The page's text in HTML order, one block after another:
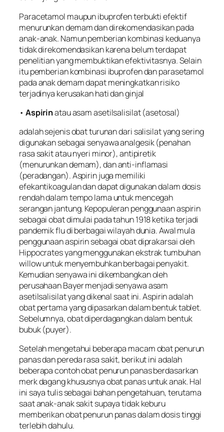
Paracetamol maupun ibuprofen terbukti efektif
menurunkan demam dan direkomendasikan pada
anak-anak. Namun pemberian kombinasi keduanya
tidak direkomendasikan karena belum terdapat
penelitian yang membuktikan efektivitasnya. Selain
itu pemberian kombinasi ibuprofen dan parasetamol
pada anak demam dapat meningkatkan risiko
terjadinya kerusakan hati dan ginjal
• Aspirinatau asam asetilsalisilat (asetosal)
adalah sejenis obat turunan dari salisilat yang sering
digunakan sebagai senyawa analgesik (penahan
rasa sakit atau nyeri minor), antipiretik
(menurunkan demam), dan anti-inflamasi
(peradangan). Aspirin juga memiliki
efekantikoagulan dan dapat digunakan dalam dosis
rendah dalam tempo lama untuk mencegah
serangan jantung. Kepopuleran penggunaan aspirin
sebagai obat dimulai pada tahun 1918 ketika terjadi
pandemik flu di berbagai wilayah dunia. Awal mula
penggunaan aspirin sebagai obat diprakarsai oleh
Hippocrates yang menggunakan ekstrak tumbuhan
willow untuk menyembuhkan berbagai penyakit.
Kemudian senyawa ini dikembangkan oleh
perusahaan Bayer menjadi senyawa asam
asetilsalisilat yang dikenal saat ini. Aspirin adalah
obat pertama yang dipasarkan dalam bentuk tablet.
Sebelumnya, obat diperdagangkan dalam bentuk
bubuk (puyer).
Setelah mengetahui beberapa macam obat penurun
panas dan pereda rasa sakit, berikut ini adalah
beberapa contoh obat penurun panas berdasarkan
merk dagang khususnya obat panas untuk anak. Hal
ini saya tulis sebagai bahan pengetahuan, terutama
saat anak-anak sakit supaya tidak keburu
memberikan obat penurun panas dalam dosis tinggi
terlebih dahulu.